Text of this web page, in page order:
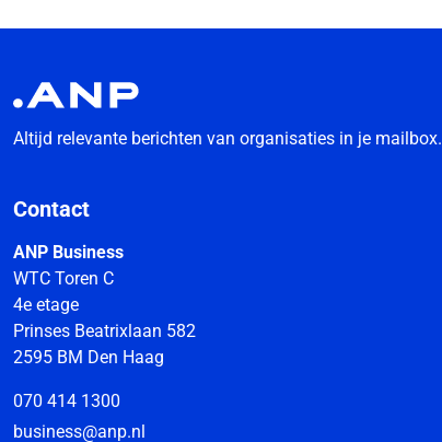
Altijd relevante berichten van organisaties in je mailbox.
Contact
ANP Business
WTC Toren C
4e etage
Prinses Beatrixlaan 582
2595 BM Den Haag
070 414 1300
business@anp.nl